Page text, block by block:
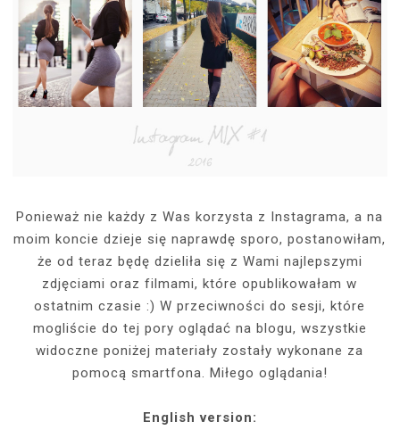
Ponieważ nie każdy z Was korzysta z Instagrama, a na
moim koncie dzieje się naprawdę sporo, postanowiłam,
że od teraz będę dzieliła się z Wami najlepszymi
zdjęciami oraz filmami, które opublikowałam w
ostatnim czasie :) W przeciwności do sesji, które
mogliście do tej pory oglądać na blogu, wszystkie
widoczne poniżej materiały zostały wykonane za
pomocą smartfona. Miłego oglądania!
English version: